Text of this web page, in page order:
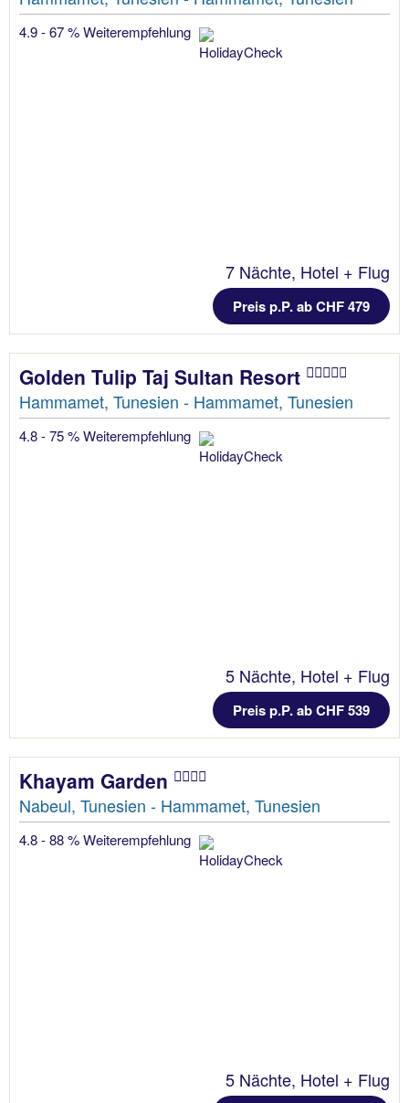
4.9 - 67 % Weiterempfehlung
7 Nächte, Hotel + Flug
Preis p.P. ab CHF 479
Golden Tulip Taj Sultan Resort
Hammamet, Tunesien - Hammamet, Tunesien
4.8 - 75 % Weiterempfehlung
5 Nächte, Hotel + Flug
Preis p.P. ab CHF 539
Khayam Garden
Nabeul, Tunesien - Hammamet, Tunesien
4.8 - 88 % Weiterempfehlung
5 Nächte, Hotel + Flug